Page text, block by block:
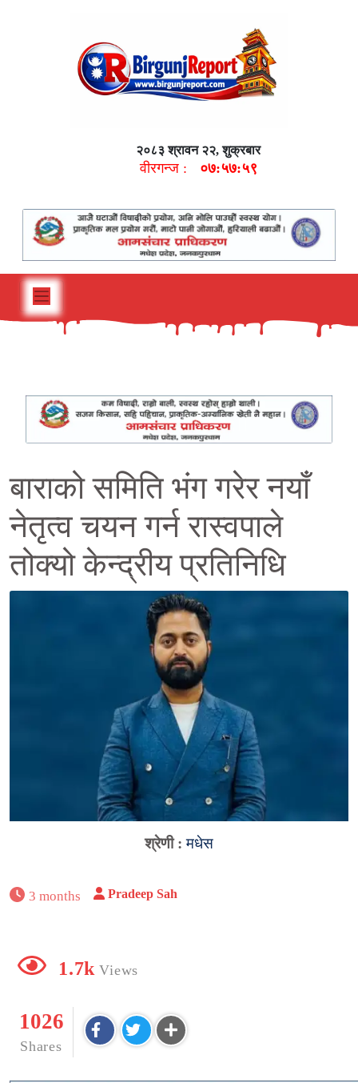
२०८३ श्रावन २२, शुक्रबार
वीरगन्ज : ०७:५८:००
बाराको समिति भंग गरेर नयाँ
नेतृत्व चयन गर्न रास्वपाले
तोक्यो केन्द्रीय प्रतिनिधि
श्रेणी :मधेस
3 months Pradeep Sah
1.7k Views
1026
Shares